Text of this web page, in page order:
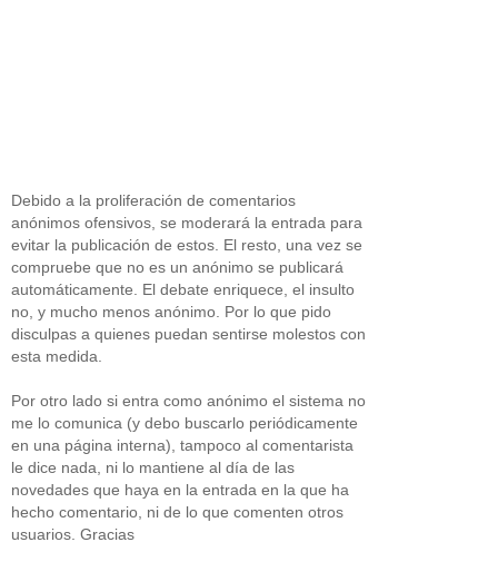
Debido a la proliferación de comentarios
anónimos ofensivos, se moderará la entrada para
evitar la publicación de estos. El resto, una vez se
compruebe que no es un anónimo se publicará
automáticamente. El debate enriquece, el insulto
no, y mucho menos anónimo. Por lo que pido
disculpas a quienes puedan sentirse molestos con
esta medida.
Por otro lado si entra como anónimo el sistema no
me lo comunica (y debo buscarlo periódicamente
en una página interna), tampoco al comentarista
le dice nada, ni lo mantiene al día de las
novedades que haya en la entrada en la que ha
hecho comentario, ni de lo que comenten otros
usuarios. Gracias